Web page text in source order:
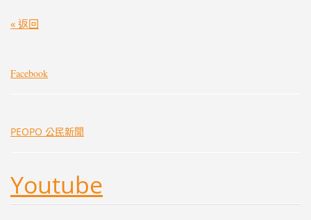
« 返回
Facebook
PEOPO 公民新聞
Youtube